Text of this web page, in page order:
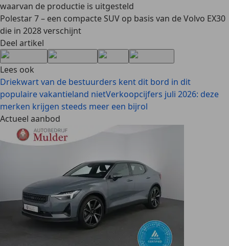
waarvan de productie is uitgesteld
Polestar 7 – een compacte SUV op basis van de Volvo EX30
die in 2028 verschijnt
Deel artikel
Lees ook
Driekwart van de bestuurders kent dit bord in dit
populaire vakantieland nietVerkoopcijfers juli 2026: deze
merken krijgen steeds meer een bijrol
Actueel aanbod